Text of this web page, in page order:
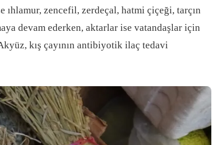
zencefil, zerdeçal, hatmi çiçeği, tarçın
devam ederken, aktarlar ise vatandaşlar için
kış çayının antibiyotik ilaç tedavi